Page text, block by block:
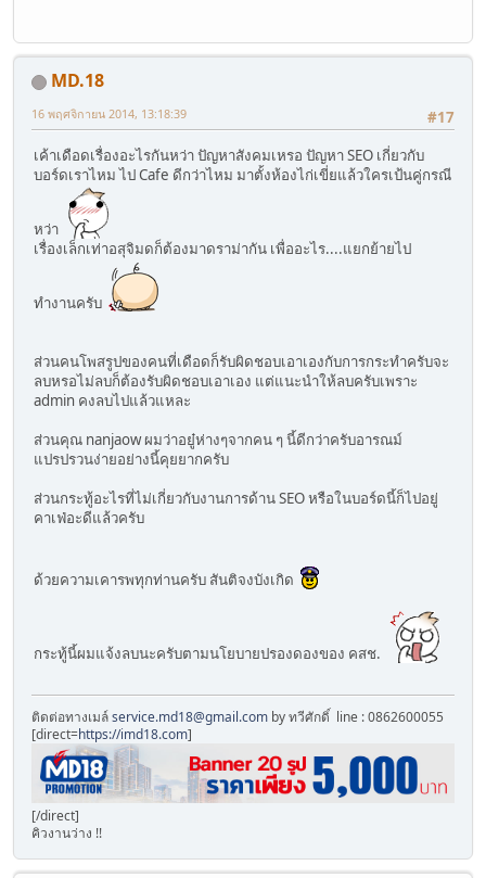
MD.18
#17
16 พฤศจิกายน 2014, 13:18:39
เค้าเดือดเรื่องอะไรกันหว่า ปัญหาสังคมเหรอ ปัญหา SEO เกี่ยวกับ
บอร์ดเราไหม ไป Cafe ดีกว่าไหม มาตั้งห้องไก่เขี่ยแล้วใครเป้นคู่กรณี
หว่า
เรื่องเล็กเท่าอสุจิมดก็ต้องมาดราม่ากัน เพื่ออะไร....แยกย้ายไป
ทำงานครับ
ส่วนคนโพสรูปของคนที่เดือดก็รับผิดชอบเอาเองกับการกระทำครับจะ
ลบหรอไม่ลบก็ต้องรับผิดชอบเอาเอง แต่แนะนำให้ลบครับเพราะ
admin คงลบไปแล้วแหละ
ส่วนคุณ nanjaow ผมว่าอยู๋ห่างๆจากคน ๆ นี้ดีกว่าครับอารณม์
แปรปรวนง่ายอย่างนี้คุยยากครับ
ส่วนกระทู้อะไรที่ไม่เกี่ยวกับงานการด้าน SEO หรือในบอร์ดนี้ก็ไปอยู่
คาเฟ่อะดีแล้วครับ
ด้วยความเคารพทุกท่านครับ สันติจงบังเกิด
กระทู้นี้ผมแจ้งลบนะครับตามนโยบายปรองดองของ คสช.
ติดต่อทางเมล์service.md18@gmail.com by ทวีศักดิ์ line : 0862600055
[direct=https://imd18.com]
[/direct]
คิวงานว่าง !!